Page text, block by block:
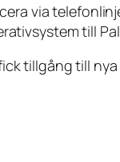
via
till
tillgång till